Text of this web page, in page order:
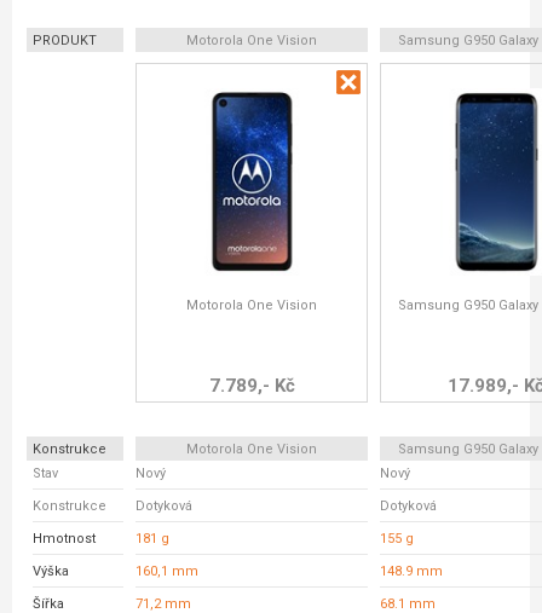
PRODUKT Motorola One Vision Samsung G950 Galaxy
Motorola One Vision
7.789,- Kč
Samsung G950 Galaxy
17.989,-
Konstrukce Motorola One Vision
Samsung G950 Galaxy
Stav
Nový Nový
Konstrukce Dotyková Dotyková
Hmotnost 181 g 155 g
Výška 160,1 mm 148.9 mm
Šířka 71,2 mm 68.1 mm